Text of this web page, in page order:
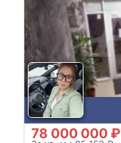
78 000 000 ₽